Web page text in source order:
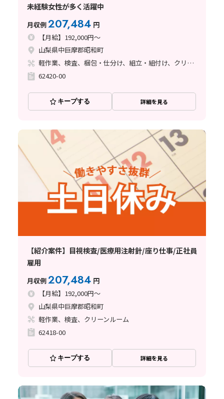
未経験女性が多く活躍中
月収例207,484 円
【月給】192,000円～
山梨県中巨摩郡昭和町
軽作業、検査、梱包・仕分け、組立・組付け、クリーンルーム
62420-00
キープする 詳細を見る
【紹介案件】目視検査/医療用注射針/座り仕事/正社員
雇用
月収例207,484 円
【月給】192,000円～
山梨県中巨摩郡昭和町
軽作業、検査、クリーンルーム
62418-00
キープする 詳細を見る